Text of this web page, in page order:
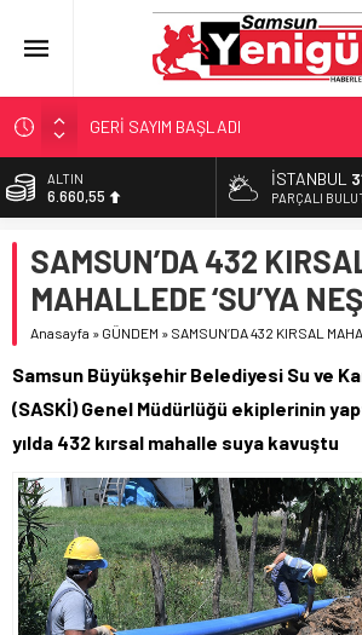
GERİ SAYIM BAŞLADI
SAMSUNSPOR’DA HEDEF 5’İNCİLİK!
‘BAFRA’YA YATIRIM YAPIN!’
YÖNETİCİ SEÇERKEN YAPILAN EN
ALTIN
6.660,55
13.779,39
DOLAR
47,7111
55,1881
İSTANBUL
PARÇALI
SAMSUN’DA 432
MAHALLEDE ‘SU’YA
Anasayfa » GÜNDEM » SAMSUN’DA 432 KIRSAL
Samsun Büyükşehir Belediyesi Su ve
(SASKİ) Genel Müdürlüğü ekiplerinin
yılda 432 kırsal mahalle suya kavuştu